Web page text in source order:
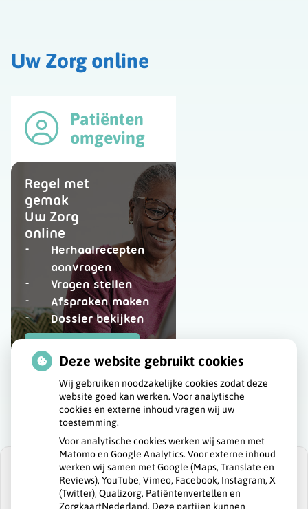
Uw Zorg online
Patiënten
omgeving
Regel met
gemak
Uw Zorg
online
Herhaalrecepten
aanvragen
Vragen stellen
Afspraken maken
Dossier bekijken
patiëntenomgeving
Huisartsenpraktijk
de
Beting
Deze website gebruikt cookies
Wij gebruiken noodzakelijke cookies zodat deze
website goed kan werken. Voor analytische
cookies en externe inhoud vragen wij uw
toestemming.
Voor analytische cookies werken wij samen met
Matomo en Google Analytics. Voor externe inhoud
werken wij samen met Google (Maps, Translate en
Reviews), YouTube, Vimeo, Facebook, Instagram, X
(Twitter), Qualizorg, Patiëntenvertellen en
ZorgkaartNederland. Deze partijen kunnen